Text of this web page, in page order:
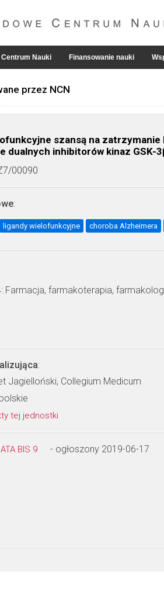
Nauki Finansowanie nauki
przez NCN
szansą na
dualnych inhibitorów kinaz GSK-
00090
:
ligandy wielofunkcyjne choroba Alzheimera
Farmacja, farmakoterapia,
:
Jagielloński, Collegium Medicum
tej jednostki
BIS 9 - ogłoszony 2019-06-17